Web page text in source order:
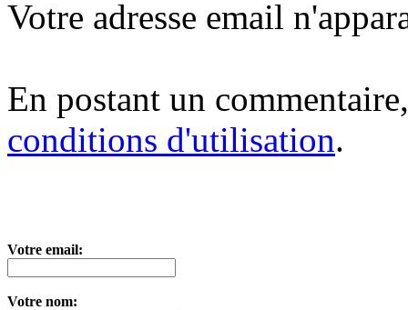
Votre adresse email
En postant un
conditions d'utilisation.
Votre email:
Votre nom: